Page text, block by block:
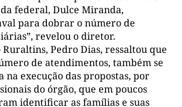
federal, Dulce Miranda,
para dobrar o número de
revelou o diretor.
Pedro Dias, ressaltou que
de atendimentos, também se
na execução das propostas, por
do órgão, que em poucos
identificar as famílias e suas